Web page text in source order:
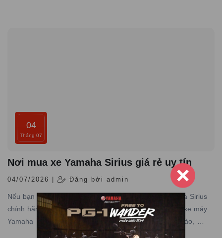
04
Tháng 07
Nơi mua xe Yamaha Sirius giá rẻ uy tín
04/07/2026 | Đăng bởi admin
Nếu bạn cũng đang muốn sở hữu một chiếc xe Yamaha Sirius
chính hãng, giá rẻ và có bảo hành toàn quốc thì đại lý xe máy
Yamaha Town Nam Tiến chính là sự lựa chọn hoàn hảo, nơi
chuyên cung cấp các dòng xe Yamaha chính hãng, giá tốt với